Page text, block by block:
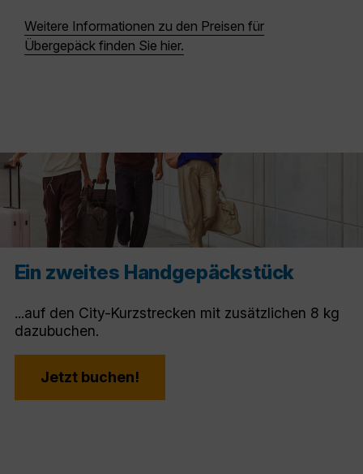
Weitere Informationen zu den Preisen für
Übergepäck finden Sie hier.
Ein zweites Handgepäckstück
...auf den City-Kurzstrecken mit zusätzlichen 8 kg
dazubuchen.
Jetzt buchen!